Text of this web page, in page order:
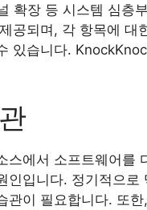
확장 등 시스템 심층
공되며, 각 항목에 대
있습니다.
에서 소프트웨어를
입니다. 정기적으로
관이 필요합니다. 또